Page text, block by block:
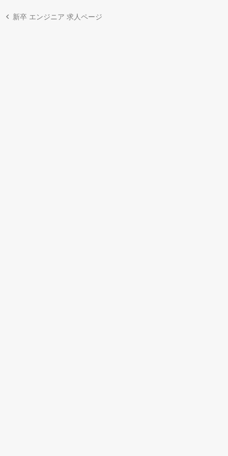
新卒 エンジニア 求人ページ